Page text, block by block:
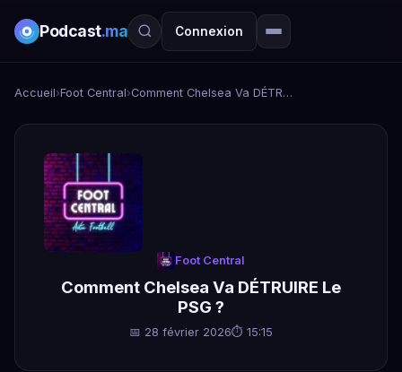
Podcast.ma Connexion
Accueil›Foot Central› Comment Chelsea Va DÉTRUIRE Le PSG ?
Foot Central
Comment Chelsea Va DÉTRUIRE Le
PSG ?
📅 28 février 2026⏱ 15:15